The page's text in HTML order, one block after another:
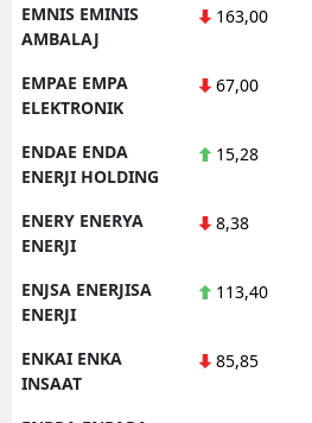
EMNIS EMINIS
AMBALAJ
163,00
EMPAE EMPA
ELEKTRONIK
67,00
ENDAE ENDA
ENERJI HOLDING
15,28
ENERY ENERYA
ENERJI
8,38
ENJSA ENERJISA
ENERJI
113,40
ENKAI ENKA
INSAAT
85,85